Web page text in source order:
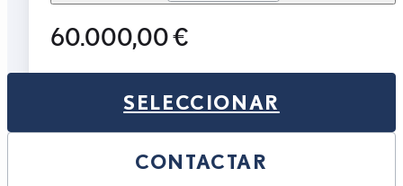
60.000,00 €
SELECCIONAR
CONTACTAR